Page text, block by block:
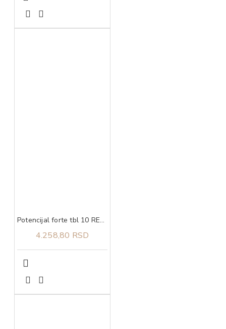
Potencijal forte tbl 10 RECYS MEDICAL
4.258,80 RSD